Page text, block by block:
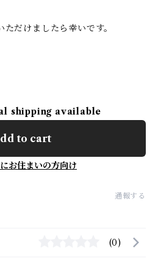
だけましたら幸いです。
shipping available
to cart
お住まいの方向け
通報する
(0)